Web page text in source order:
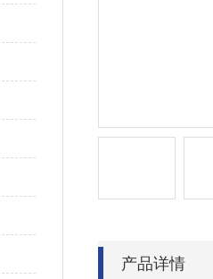
产品详情